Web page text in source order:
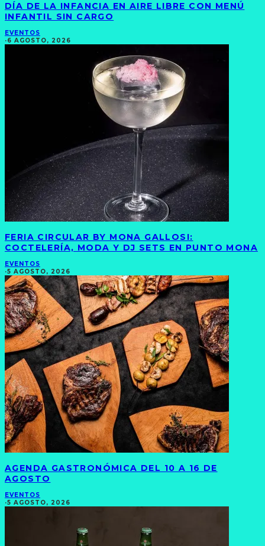
DÍA DE LA INFANCIA EN AIRE LIBRE CON MENÚ
INFANTIL SIN CARGO
EVENTOS
·6 AGOSTO, 2026
FERIA CIRCULAR BY MONA GALLOSI:
COCTELERÍA, MODA Y DJ SETS EN PUNTO MONA
EVENTOS
·5 AGOSTO, 2026
AGENDA GASTRONÓMICA DEL 10 A 16 DE
AGOSTO
EVENTOS
·5 AGOSTO, 2026